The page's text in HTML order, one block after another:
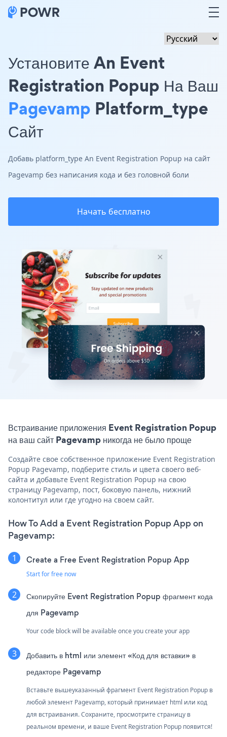
Установите An Event
Registration Popup На Ваш
Pagevamp Platform_type
Сайт
Добавь platform_type An Event Registration Popup на сайт
Pagevamp без написания кода и без головной боли
Начать бесплатно
Встраивание приложения Event Registration Popup
на ваш сайт Pagevamp никогда не было проще
Создайте свое собственное приложение Event Registration
Popup Pagevamp, подберите стиль и цвета своего веб-
сайта и добавьте Event Registration Popup на свою
страницу Pagevamp, пост, боковую панель, нижний
колонтитул или где угодно на своем сайт.
How To Add a Event Registration Popup App on
Pagevamp:
Create a Free Event Registration Popup App
Start for free now
Скопируйте Event Registration Popup фрагмент кода
для Pagevamp
Your code block will be available once you create your app
Добавить в html или элемент «Код для вставки» в
редакторе Pagevamp
Вставьте вышеуказанный фрагмент Event Registration Popup в
любой элемент Pagevamp, который принимает html или код
для встраивания. Сохраните, просмотрите страницу в
реальном времени, и ваше Event Registration Popup появится!